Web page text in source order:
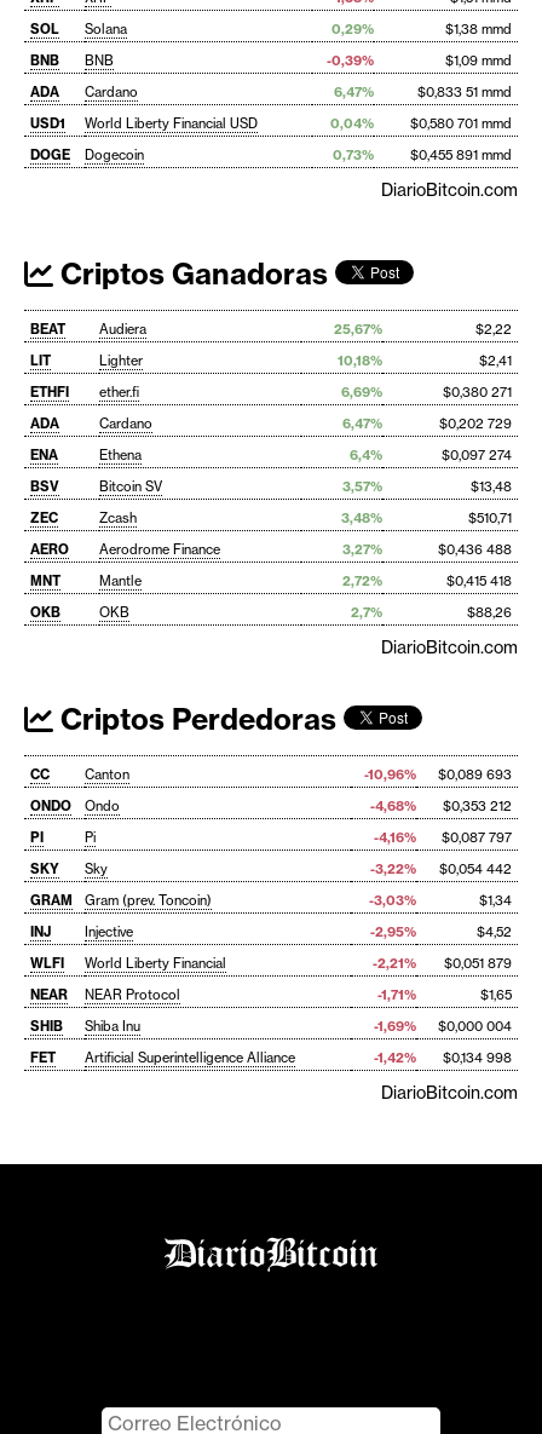
SOL
Solana 0,29%
$1,38 mmd
BNB
BNB -0,39%
$1,09 mmd
ADA
Cardano 6,47%
$0,833 51 mmd
USD1
World Liberty Financial USD 0,04%
$0,580 701 mmd
DOGE
Dogecoin 0,73% $0,455 891 mmd
DiarioBitcoin.com
Criptos Ganadoras
BEAT Audiera 25,67%
$2,22
LIT
Lighter 10,18%
$2,41
ETHFI
ether.fi 6,69%
$0,380 271
ADA
Cardano 6,47%
$0,202 729
ENA
Ethena 6,4%
$0,097 274
BSV
Bitcoin SV 3,57%
$13,48
ZEC
Zcash 3,48%
$510,71
AERO
Aerodrome Finance 3,27%
$0,436 488
MNT
Mantle 2,72%
$0,415 418
OKB
OKB 2,7% $88,26
DiarioBitcoin.com
Criptos Perdedoras
CC Canton -10,96%
$0,089 693
ONDO
Ondo -4,68%
$0,353 212
PI
Pi -4,16%
$0,087 797
SKY
Sky -3,22%
$0,054 442
GRAM
Gram (prev. Toncoin) -3,03%
$1,34
INJ
Injective -2,95%
$4,52
WLFI
World Liberty Financial -2,21%
$0,051 879
NEAR
NEAR Protocol -1,71%
$1,65
SHIB
Shiba Inu -1,69%
$0,000 004
FET
Artificial Superintelligence Alliance -1,42% $0,134 998
DiarioBitcoin.com